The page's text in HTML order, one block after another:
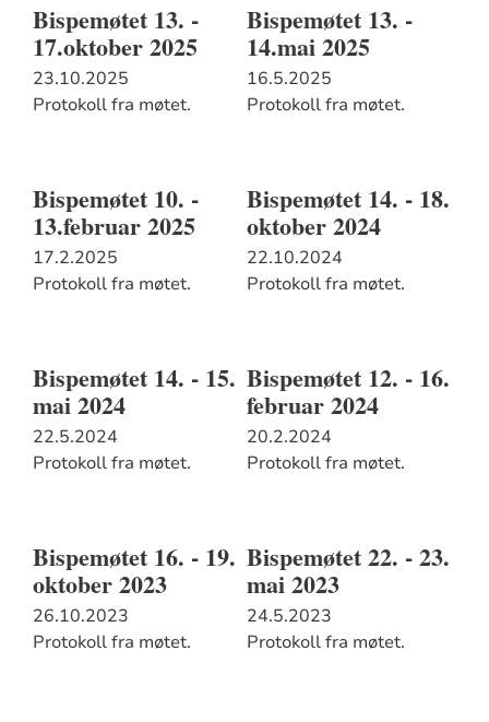
Bispemøtet 13. -
17.oktober 2025
23.10.2025
Protokoll fra møtet.
Bispemøtet 13. -
14.mai 2025
16.5.2025
Protokoll fra møtet.
Bispemøtet 10. -
13.februar 2025
17.2.2025
Protokoll fra møtet.
Bispemøtet 14. - 18.
oktober 2024
22.10.2024
Protokoll fra møtet.
Bispemøtet 14. - 15.
mai 2024
22.5.2024
Protokoll fra møtet.
Bispemøtet 12. - 16.
februar 2024
20.2.2024
Protokoll fra møtet.
Bispemøtet 16. - 19.
oktober 2023
26.10.2023
Protokoll fra møtet.
Bispemøtet 22. - 23.
mai 2023
24.5.2023
Protokoll fra møtet.